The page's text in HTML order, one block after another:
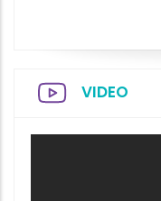
VIDEO